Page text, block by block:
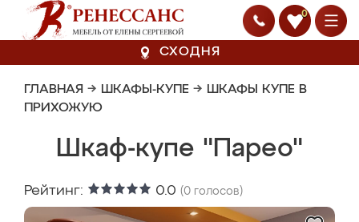
0
СХОДНЯ
ГЛАВНАЯ → ШКАФЫ-КУПЕ → ШКАФЫ КУПЕ В
ПРИХОЖУЮ
Шкаф-купе "Парео"
Рейтинг: 0.0 (0 голосов)